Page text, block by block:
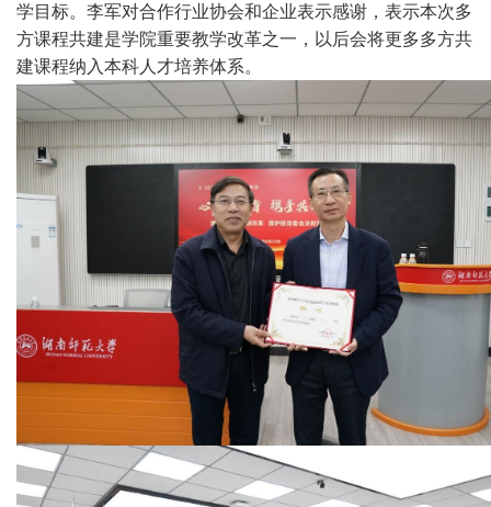
学目标。李军对合作行业协会和企业表示感谢，表示本次多
方课程共建是学院重要教学改革之一，以后会将更多多方共
建课程纳入本科人才培养体系。